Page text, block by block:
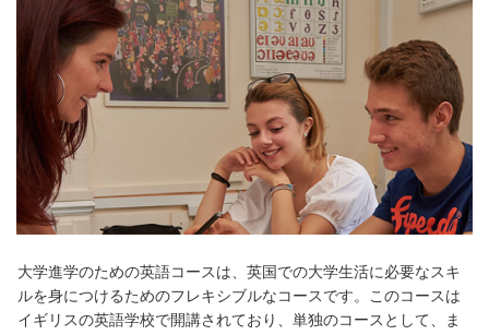
大学進学のための英語コースは、英国での大学生活に必要なスキ
ルを身につけるためのフレキシブルなコースです。このコースは
イギリスの英語学校で開講されており、単独のコースとして、ま